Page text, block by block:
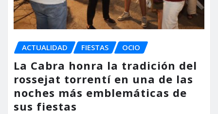
ACTUALIDAD FIESTAS OCIO
La Cabra honra la tradición del
rossejat torrentí en una de las
noches más emblemáticas de
sus fiestas